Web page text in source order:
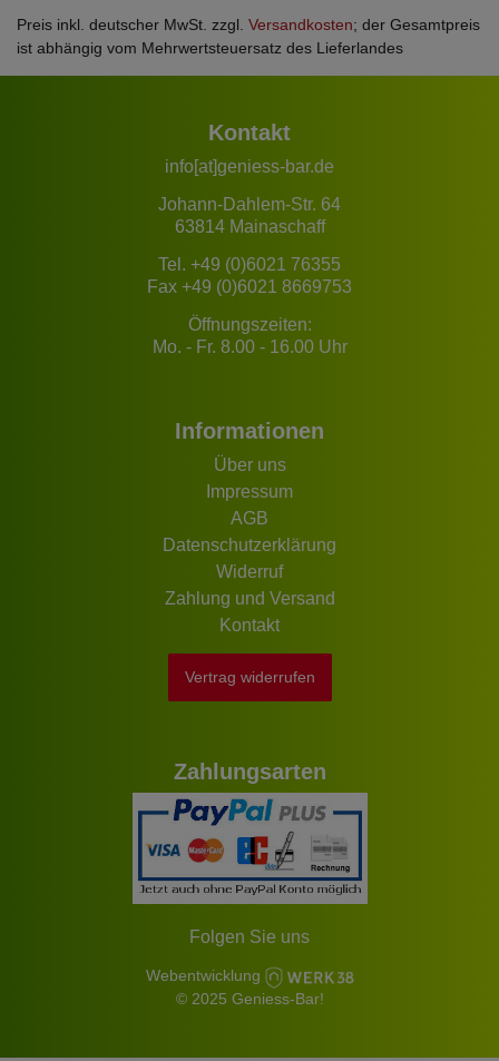
Preis inkl. deutscher MwSt. zzgl. Versandkosten; der Gesamtpreis
ist abhängig vom Mehrwertsteuersatz des Lieferlandes
Kontakt
info[at]geniess-bar.de
Johann-Dahlem-Str. 64
63814 Mainaschaff
Tel. +49 (0)6021 76355
Fax +49 (0)6021 8669753
Öffnungszeiten:
Mo. - Fr. 8.00 - 16.00 Uhr
Informationen
Über uns
Impressum
AGB
Datenschutzerklärung
Widerruf
Zahlung und Versand
Kontakt
Vertrag widerrufen
Zahlungsarten
Folgen Sie uns
Webentwicklung
© 2025 Geniess-Bar!